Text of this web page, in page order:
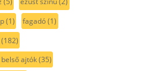
(1) fagadó(1)
ajtók(35)